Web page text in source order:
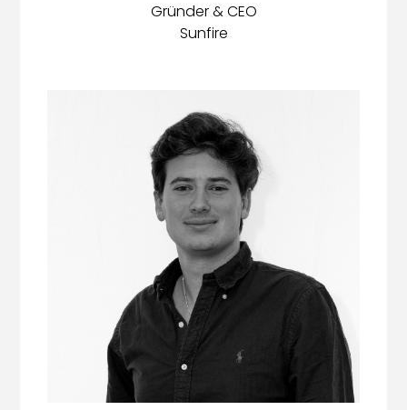
Gründer & CEO
Sunfire